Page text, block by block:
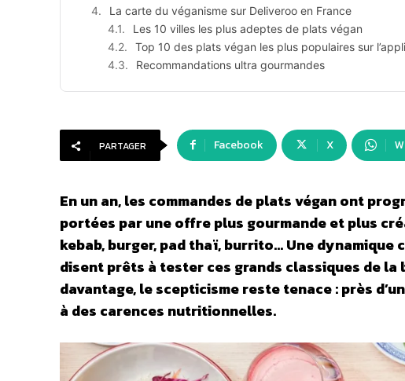
La carte du véganisme sur Deliveroo en France
Les 10 villes les plus adeptes de plats végan
Top 10 des plats végan les plus populaires sur
Recommandations ultra gourmandes
PARTAGER Facebook X
En un an, les commandes de plats végan ont
portées par une offre plus gourmande et plus
kebab, burger, pad thaï, burrito… Une dynamique
disent prêts à tester ces grands classiques de la
davantage, le scepticisme reste tenace : près
à des carences nutritionnelles.